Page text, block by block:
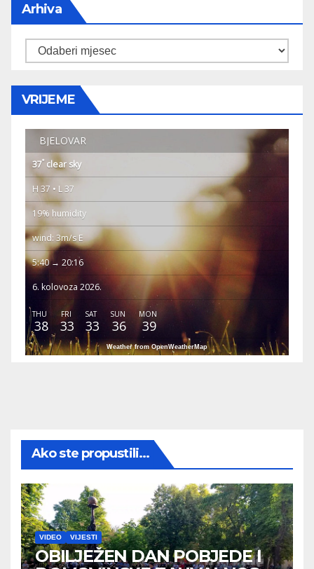
Arhiva
Arhiva
VRIJEME
BJELOVAR
37° clear sky
H 37 • L 37
19% humidity
wind: 3m/s E
5:40 → 20:16
6. kolovoza 2026.
THU
38
FRI
33
SAT
33
SUN
36
MON
39
Weather from OpenWeatherMap
Ako ste propustili...
VIDEO VIJESTI
OBILJEŽEN DAN POBJEDE I